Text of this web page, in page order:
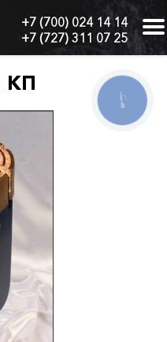
+7 (700) 024 14 14
+7 (727) 311 07 25
КП
КНОПКА
СВЯЗИ